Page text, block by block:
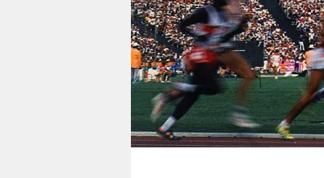
shop
fragen & hilfe
unterstützen
abo
genossenschaft